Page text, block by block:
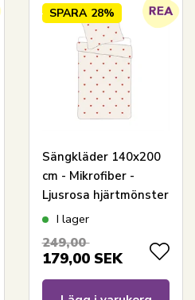
SPARA 28%
Sängkläder 140x200
cm - Mikrofiber -
Ljusrosa hjärtmönster
I lager
249,00
179,00 SEK